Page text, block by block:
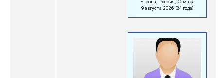
Европа, Россия, Самара
9 августа 2026 (84 года)